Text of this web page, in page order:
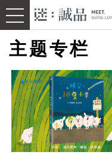
主题专栏